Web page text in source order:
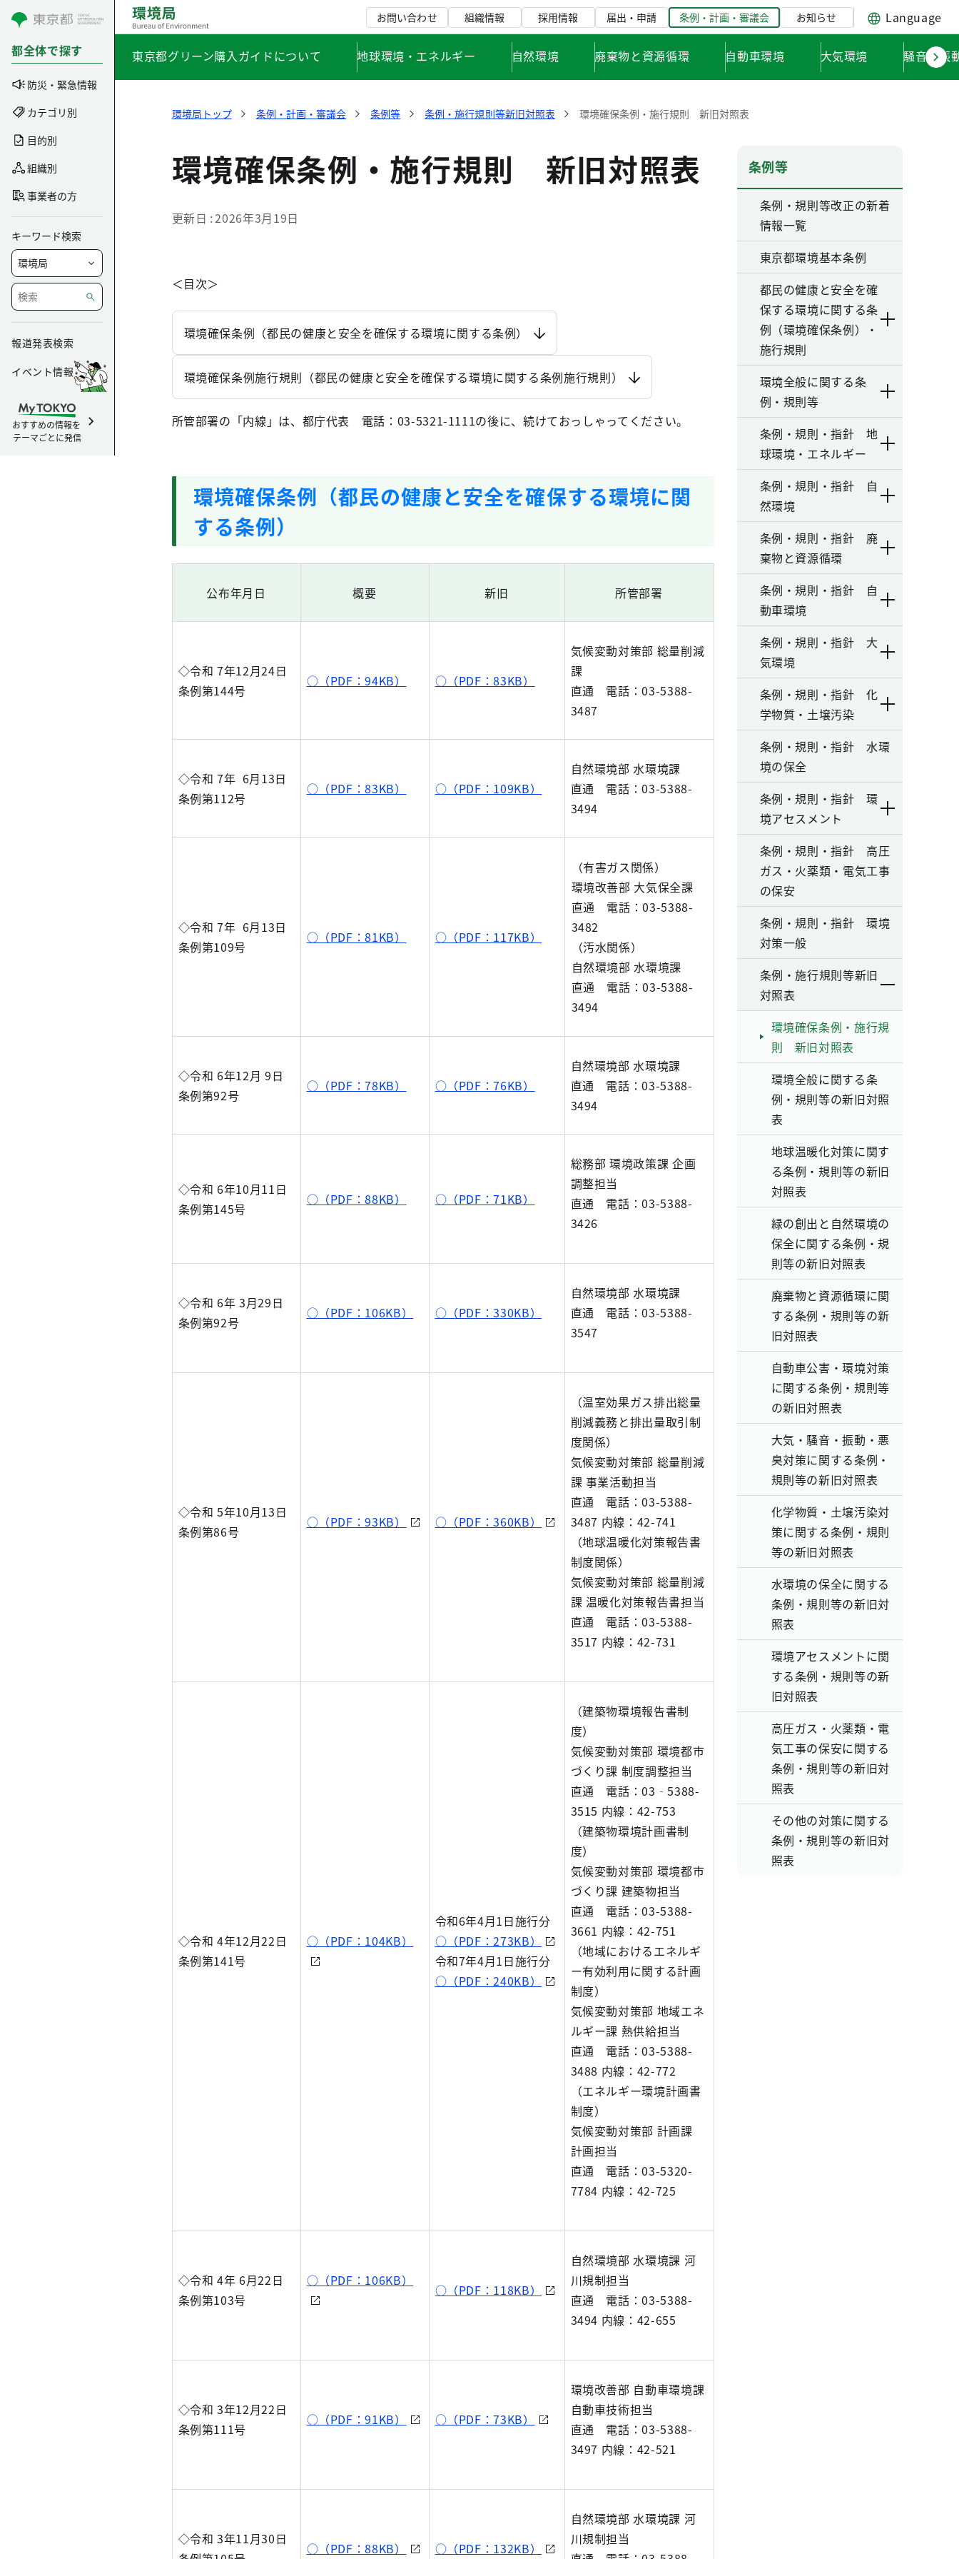
コンテンツにスキップ
都全体で探す
防災・緊急情報
カテゴリ別
目的別
組織別
事業者の方
キーワード検索
報道発表検索
イベント情報
おすすめの情報を
テーマごとに発信
お問い合わせ 組織情報 採用情報 届出・申請 条例・計画・審議会 お知らせ Language
東京都グリーン購入ガイドについて 地球環境・エネルギー 自然環境 廃棄物と資源循環 自動車環境 大気環境 騒音・振
環境局トップ 条例・計画・審議会 条例等 条例・施行規則等新旧対照表 環境確保条例・施行規則 新旧対照表
環境確保条例・施行規則 新旧対照表
更新日 2026年3月19日
＜目次＞
環境確保条例（都民の健康と安全を確保する環境に関する条例）
環境確保条例施行規則（都民の健康と安全を確保する環境に関する条例施行規則）
所管部署の「内線」は、都庁代表 電話：03-5321-1111の後に、続けておっしゃってください。
環境確保条例（都民の健康と安全を確保する環境に関
する条例）
公布年月日 概要 新旧 所管部署
◇令和 7年12月24日
条例第144号
○（PDF：94KB） ○（PDF：83KB）
気候変動対策部 総量削減
課
直通 電話：03-5388-
3487
◇令和 7年 6月13日
条例第112号
○（PDF：83KB） ○（PDF：109KB）
自然環境部 水環境課
直通 電話：03-5388-
3494
◇令和 7年 6月13日
条例第109号
○（PDF：81KB） ○（PDF：117KB）
（有害ガス関係）
環境改善部 大気保全課
直通 電話：03-5388-
3482
（汚水関係）
自然環境部 水環境課
直通 電話：03-5388-
3494
◇令和 6年12月 9日
条例第92号
○（PDF：78KB） ○（PDF：76KB）
自然環境部 水環境課
直通 電話：03-5388-
3494
◇令和 6年10月11日
条例第145号
○（PDF：88KB） ○（PDF：71KB）
総務部 環境政策課 企画
調整担当
直通 電話：03-5388-
3426
◇令和 6年 3月29日
条例第92号
○（PDF：106KB） ○（PDF：330KB）
自然環境部 水環境課
直通 電話：03-5388-
3547
◇令和 5年10月13日
条例第86号
○（PDF：93KB） ○（PDF：360KB）
（温室効果ガス排出総量
削減義務と排出量取引制
度関係）
気候変動対策部 総量削減
課 事業活動担当
直通 電話：03-5388-
3487 内線：42-741
（地球温暖化対策報告書
制度関係）
気候変動対策部 総量削減
課 温暖化対策報告書担当
直通 電話：03-5388-
3517 内線：42-731
◇令和 4年12月22日
条例第141号
○（PDF：104KB）
令和6年4月1日施行分
○（PDF：273KB）
令和7年4月1日施行分
○（PDF：240KB）
（建築物環境報告書制
度）
気候変動対策部 環境都市
づくり課 制度調整担当
直通 電話：03‐5388-
3515 内線：42-753
（建築物環境計画書制
度）
気候変動対策部 環境都市
づくり課 建築物担当
直通 電話：03-5388-
3661 内線：42-751
（地域におけるエネルギ
ー有効利用に関する計画
制度）
気候変動対策部 地域エネ
ルギー課 熱供給担当
直通 電話：03-5388-
3488 内線：42-772
（エネルギー環境計画書
制度）
気候変動対策部 計画課
計画担当
直通 電話：03-5320-
7784 内線：42-725
◇令和 4年 6月22日
条例第103号
○（PDF：106KB）
○（PDF：118KB）
自然環境部 水環境課 河
川規制担当
直通 電話：03-5388-
3494 内線：42-655
◇令和 3年12月22日
条例第111号
○（PDF：91KB） ○（PDF：73KB）
環境改善部 自動車環境課
自動車技術担当
直通 電話：03-5388-
3497 内線：42-521
◇令和 3年11月30日
○（PDF：88KB） ○（PDF：132KB）
自然環境部 水環境課 河
川規制担当
条例等
条例・規則等改正の新着
情報一覧
東京都環境基本条例
都民の健康と安全を確
保する環境に関する条
例（環境確保条例）・
施行規則
環境全般に関する条
例・規則等
条例・規則・指針 地
球環境・エネルギー
条例・規則・指針 自
然環境
条例・規則・指針 廃
棄物と資源循環
条例・規則・指針 自
動車環境
条例・規則・指針 大
気環境
条例・規則・指針 化
学物質・土壌汚染
条例・規則・指針 水環
境の保全
条例・規則・指針 環
境アセスメント
条例・規則・指針 高圧
ガス・火薬類・電気工事
の保安
条例・規則・指針 環境
対策一般
条例・施行規則等新旧
対照表
環境確保条例・施行規
則 新旧対照表
環境全般に関する条
例・規則等の新旧対照
表
地球温暖化対策に関す
る条例・規則等の新旧
対照表
緑の創出と自然環境の
保全に関する条例・規
則等の新旧対照表
廃棄物と資源循環に関
する条例・規則等の新
旧対照表
自動車公害・環境対策
に関する条例・規則等
の新旧対照表
大気・騒音・振動・悪
臭対策に関する条例・
規則等の新旧対照表
化学物質・土壌汚染対
策に関する条例・規則
等の新旧対照表
水環境の保全に関する
条例・規則等の新旧対
照表
環境アセスメントに関
する条例・規則等の新
旧対照表
高圧ガス・火薬類・電
気工事の保安に関する
条例・規則等の新旧対
照表
その他の対策に関する
条例・規則等の新旧対
照表